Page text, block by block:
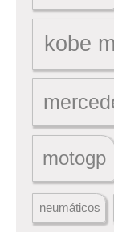
kobe
motogp
neumáticos